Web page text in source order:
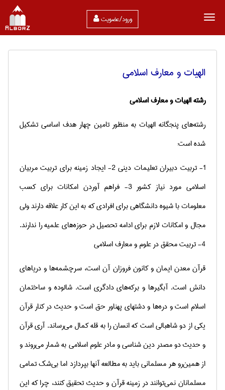
ورود/عضویت
الهیات و معارف اسلامی
رشته الهیات و معارف اسلامی
رشته‌های پنجگانه الهیات به منظور تامین چهار هدف اساسی تشکیل
شده است:
1- تربیت دبیران تعلیمات دینی 2- ایجاد زمینه برای تربیت مربیان
اسلامی مورد نیاز کشور 3- فراهم آوردن امکانات برای کسب
معلومات با شیوه دانشگاهی برای افرادی که به این کار علاقه‌ دارند ولی
مجال و امکانات لازم برای ادامه تحصیل در حوزه‌های علمیه را ندارند.
4- تربیت محقق در علوم و معارف اسلامی
قرآن معدن ایمان و کانون فروزان آن است، سرچشمه‌ها و دریاهای
دانش است. آبگیرها و برکه‌های دادگری است. شالوده و ساختمان
اسلام است و دره‌ها و دشتهای پهناور حق است و حدیث در کنار قرآن
یکی از دو شاهبالی است که انسان را به قله کمال می‌رساند. آری قرآن
و حدیث دو مصدر دین شناسی و مادر علوم اسلامی به شمار می‌روند و
از همین‌رو هر مسلمانی باید به مطالعه آنها بپردازد اما بی‌شک تمامی
مسلمانان نمی‌توانند در زمینه قرآن و حدیث تحقیق کنند، چرا که این